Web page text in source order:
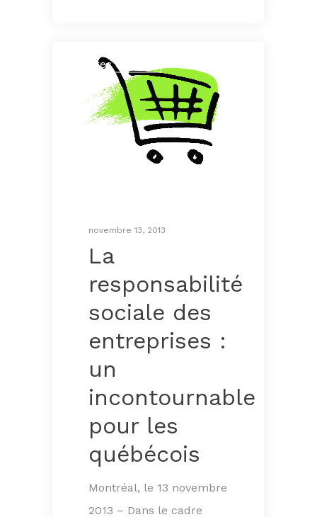
Autres études
novembre 13, 2013
La
responsabilité
sociale des
entreprises :
un
incontournable
pour les
québécois
Montréal, le 13 novembre
2013 – Dans le cadre